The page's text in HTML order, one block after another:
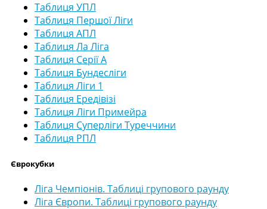
Таблиця УПЛ
Таблиця Першої Ліги
Таблиця АПЛ
Таблиця Ла Ліга
Таблиця Серії А
Таблиця Бундесліги
Таблиця Ліги 1
Таблиця Ередівізі
Таблиця Ліги Примейра
Таблиця Суперліги Туреччини
Таблиця РПЛ
Єврокубки
Ліга Чемпіонів. Таблиці групового раунду
Ліга Європи. Таблиці групового раунду